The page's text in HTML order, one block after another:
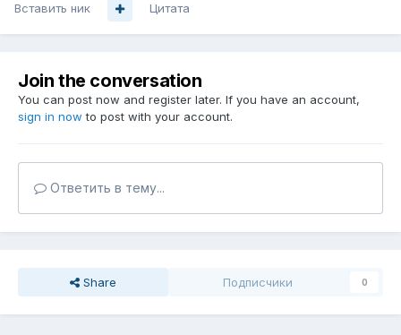
Вставить ник Цитата
Join the conversation
You can post now and register later. If you have an account,
sign in now to post with your account.
Ответить в тему...
Share Подписчики 0